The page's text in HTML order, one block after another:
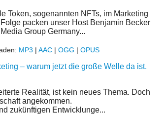
Token, sogenannten NFTs, im Marketing
packen unser Host Benjamin Becker
Group Germany...
MP3 | AAC | OGG | OPUS
– warum jetzt die große Welle da ist.
Realität, ist kein neues Thema. Doch
angekommen.
zukünftigen Entwicklunge...